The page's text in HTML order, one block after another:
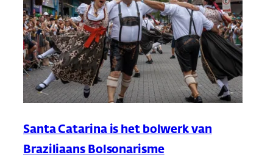
Santa Catarina is het bolwerk van
Braziliaans Bolsonarisme